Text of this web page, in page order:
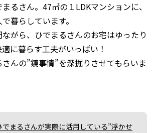
るさん。47㎡の１LDKマンションに、
暮らしています。
がら、ひでまるさんのお宅はゆったり
に暮らす工夫がいっぱい！
んの”鏡事情”を深掘りさせてもらいま
でまるさんが実際に活用している”浮かせ